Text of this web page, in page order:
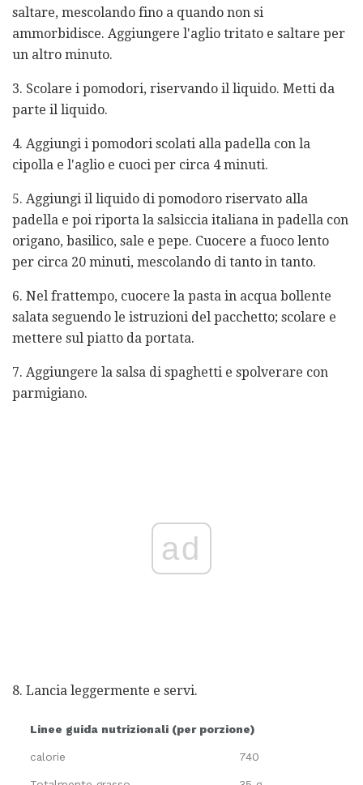
saltare, mescolando fino a quando non si
ammorbidisce. Aggiungere l'aglio tritato e saltare per
un altro minuto.
3. Scolare i pomodori, riservando il liquido. Metti da
parte il liquido.
4. Aggiungi i pomodori scolati alla padella con la
cipolla e l'aglio e cuoci per circa 4 minuti.
5. Aggiungi il liquido di pomodoro riservato alla
padella e poi riporta la salsiccia italiana in padella con
origano, basilico, sale e pepe. Cuocere a fuoco lento
per circa 20 minuti, mescolando di tanto in tanto.
6. Nel frattempo, cuocere la pasta in acqua bollente
salata seguendo le istruzioni del pacchetto; scolare e
mettere sul piatto da portata.
7. Aggiungere la salsa di spaghetti e spolverare con
parmigiano.
ad
8. Lancia leggermente e servi.
Linee guida nutrizionali (per porzione)
calorie 740